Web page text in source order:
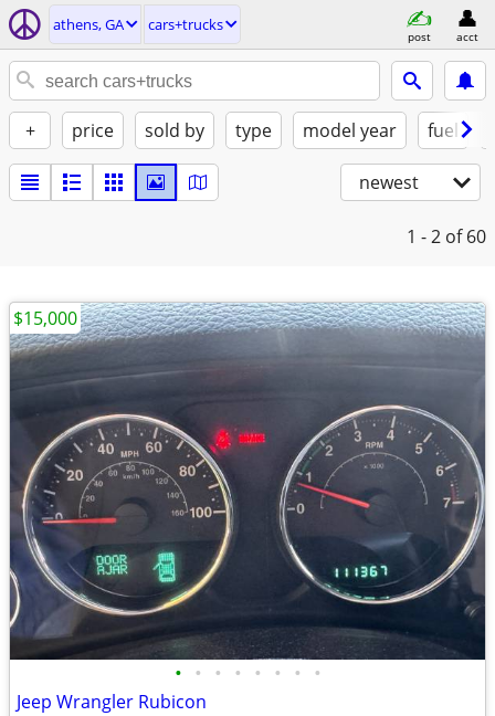
athens, GA cars+trucks
post acct
+ price sold by type model year fuel
newest
1 - 2 of 60
• • • • • • • •
Jeep Wrangler Rubicon
$15,000